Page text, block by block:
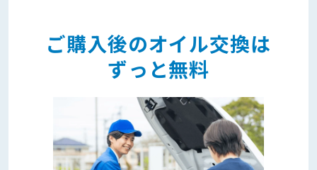
ご購入後のオイル交換は
ずっと無料